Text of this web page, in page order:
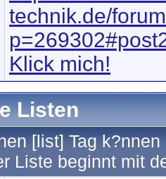
technik.de/
Klick mich!
Listen
[list] Tag
Liste beginnt mit